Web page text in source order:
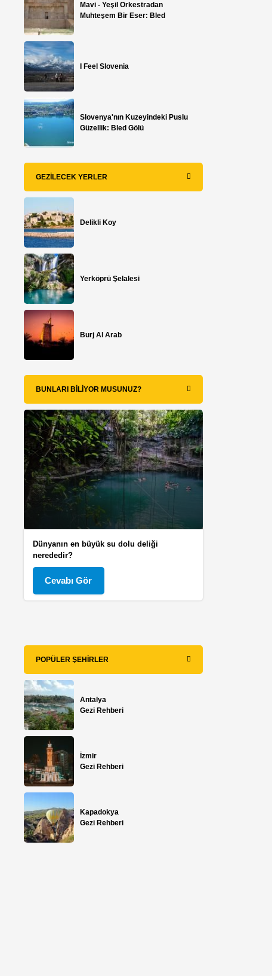
Mavi - Yeşil Orkestradan
Muhteşem Bir Eser: Bled
I Feel Slovenia
Slovenya'nın Kuzeyindeki Puslu
Güzellik: Bled Gölü
GEZILECEK YERLER
Delikli Koy
Yerköprü Şelalesi
Burj Al Arab
BUNLARI BILIYOR MUSUNUZ?
Dünyanın en büyük su dolu deliği
nerededir?
Cevabı Gör
POPÜLER ŞEHIRLER
Antalya
Gezi Rehberi
İzmir
Gezi Rehberi
Kapadokya
Gezi Rehberi